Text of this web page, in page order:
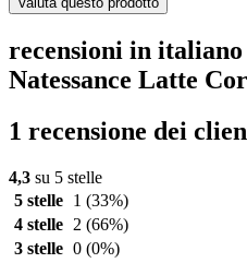
recensioni in
Natessance Latte
1 recensione dei
4,3 su 5 stelle
5 stelle
1 (33%)
4 stelle
2 (66%)
3 stelle 0 (0%)